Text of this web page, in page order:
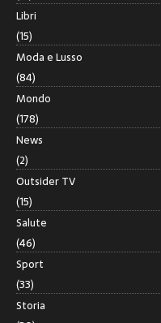
Libri
(15)
Moda e Lusso
(84)
Mondo
(178)
News
(2)
Outsider TV
(15)
Salute
(46)
Sport
(33)
Storia